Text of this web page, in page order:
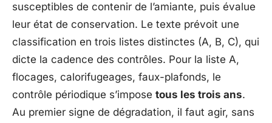
susceptibles de contenir de l’amiante, puis évalue
leur état de conservation. Le texte prévoit une
classification en trois listes distinctes (A, B, C), qui
dicte la cadence des contrôles. Pour la liste A,
flocages, calorifugeages, faux-plafonds, le
contrôle périodique s’impose tous les trois ans.
Au premier signe de dégradation, il faut agir, sans